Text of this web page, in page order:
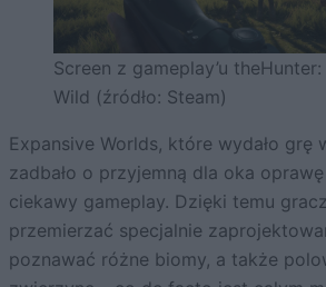
Screen z gameplay’u
Wild (źródło: Steam)
Expansive Worlds, które wydało grę
zadbało o przyjemną dla oka
ciekawy gameplay. Dzięki temu
przemierzać specjalnie
poznawać różne biomy, a także